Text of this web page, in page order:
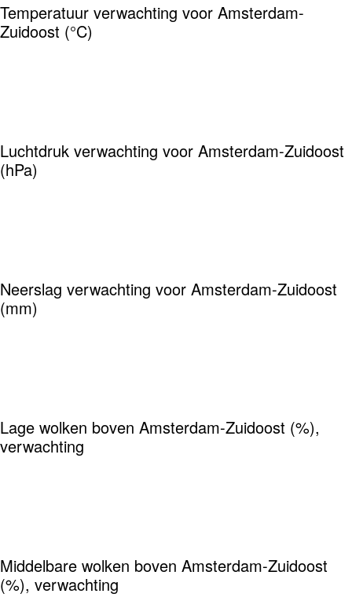
Temperatuur verwachting voor Amsterdam-
Zuidoost (°C)
Luchtdruk verwachting voor Amsterdam-Zuidoost
(hPa)
Neerslag verwachting voor Amsterdam-Zuidoost
(mm)
Lage wolken boven Amsterdam-Zuidoost (%),
verwachting
Middelbare wolken boven Amsterdam-Zuidoost
(%), verwachting